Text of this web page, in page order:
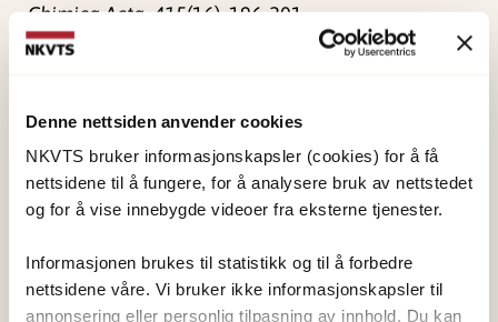
Denne nettsiden anvender cookies
NKVTS bruker informasjonskapsler (cookies) for å få
nettsidene til å fungere, for å analysere bruk av nettstedet
og for å vise innebygde videoer fra eksterne tjenester.
Informasjonen brukes til statistikk og til å forbedre
nettsidene våre. Vi bruker ikke informasjonskapsler til
annonsering eller personlig tilpasning av innhold. Du kan
Chimica Acta, 415(16), 196-201.
doi:10.1016/j.cca2012.10.045
Publisert:
19. mars 2026
NKVTS utvikler og sprer kunnskap og kompetanse